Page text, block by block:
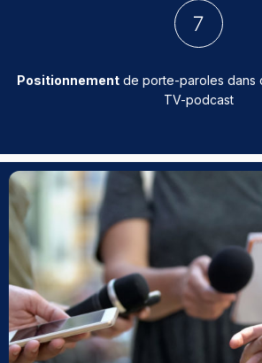
Positionnementde porte-paroles dans
TV-podcast